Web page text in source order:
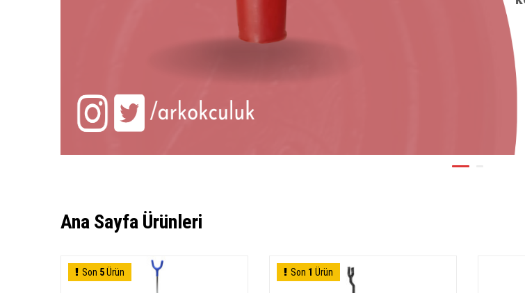
Ana Sayfa Ürünleri
Son 5Ürün Son 1 Ürün